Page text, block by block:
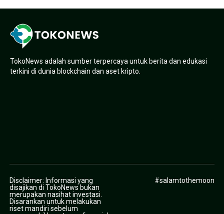
TokoNews adalah sumber terpercaya untuk berita dan edukasi
terkini di dunia blockchain dan aset kripto.
Disclaimer: Informasi yang
disajikan di TokoNews bukan
merupakan nasihat investasi.
Disarankan untuk melakukan
riset mandiri sebelum
#salamtothemoon